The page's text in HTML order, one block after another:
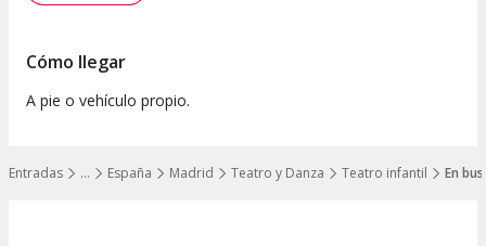
…
Mostrar todos los niveles
Entradas España Madrid Teatro y Danza Teatro infantil En
Cómo llegar
A pie o vehículo propio.